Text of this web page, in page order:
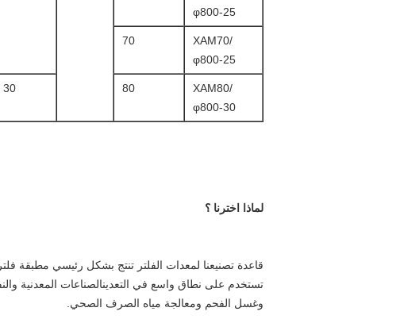
φ800-25
XAM70/
φ800-25
70
XAM80/
φ800-30
80
30
لماذا اخترنا ؟
قاعدة تصنيعنا لمعدات الفلتر تنتج بشكل رئيسي مطبقة
تستخدم على نطاق واسع في التعدينالصناعات المعدنية
وغسل الفحم ومعالجة مياه الصرف الصحي.